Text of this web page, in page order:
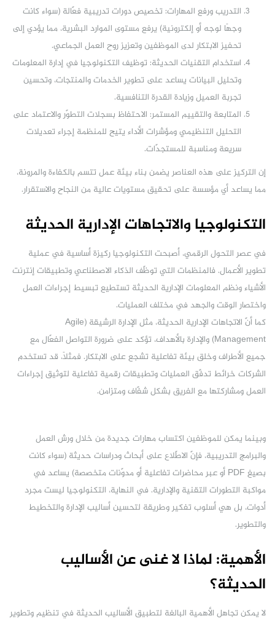
التدريب ورفع المهارات: تخصيص دورات تدريبية فعّالة (سواء كانت
وجهًا لوجه أو إلكترونية) يرفع مستوى الموارد البشرية، مما يؤدي إلى
تحفيز الابتكار لدى الموظفين وتعزيز روح العمل الجماعي.
استخدام التقنيات الحديثة: توظيف التكنولوجيا في إدارة المعلومات
وتحليل البيانات يساعد على تطوير الخدمات والمنتجات، وتحسين
تجربة العميل وزيادة القدرة التنافسية.
المتابعة والتقييم المستمر: الاحتفاظ بسجلات التطوّر والاعتماد على
التحليل التنظيمي ومؤشرات الأداء يتيح للمنظمة إجراء تعديلات
سريعة ومناسبة للمستجدّات.
إن التركيز على هذه العناصر يضمن بناء بيئة عمل تتسم بالكفاءة والمرونة،
مما يساعد أي مؤسسة على تحقيق مستويات عالية من النجاح والاستقرار.
التكنولوجيا والاتجاهات الإدارية الحديثة
في عصر التحول الرقمي، أصبحت التكنولوجيا ركيزة أساسية في عملية
تطوير الأعمال. فالمنظمات التي توظّف الذكاء الاصطناعي وتطبيقات إنترنت
الأشياء ونظم المعلومات الإدارية الحديثة تستطيع تبسيط إجراءات العمل
واختصار الوقت والجهد في مختلف العمليات.
كما أنّ الاتجاهات الإدارية الحديثة، مثل الإدارة الرشيقة (Agile
Management) والإدارة بالأهداف، تؤكد على ضرورة التواصل الفعّال مع
جميع الأطراف وخلق بيئة تفاعلية تشجع على الابتكار. فمثلاً، قد تستخدم
الشركات خرائط تدفّق العمليات وتطبيقات رقمية تفاعلية لتوثيق إجراءات
العمل ومشاركتها مع الفريق بشكل شفّاف ومتزامن.
وبينما يمكن للموظفين اكتساب مهارات جديدة من خلال ورش العمل
والبرامج التدريبية، فإنّ الاطّلاع على أبحاث ودراسات حديثة (سواء كانت
بصيغ PDF أو عبر محاضرات تفاعلية أو مدوّنات متخصصة) يساعد في
مواكبة التطورات التقنية والإدارية. في النهاية، التكنولوجيا ليست مجرد
أدوات، بل هي أسلوب تفكير وطريقة لتحسين أساليب الإدارة والتخطيط
والتطوير.
الأهمية: لماذا لا غنى عن الأساليب
الحديثة؟
لا يمكن تجاهل الأهمية البالغة لتطبيق الأساليب الحديثة في تنظيم وتطوير